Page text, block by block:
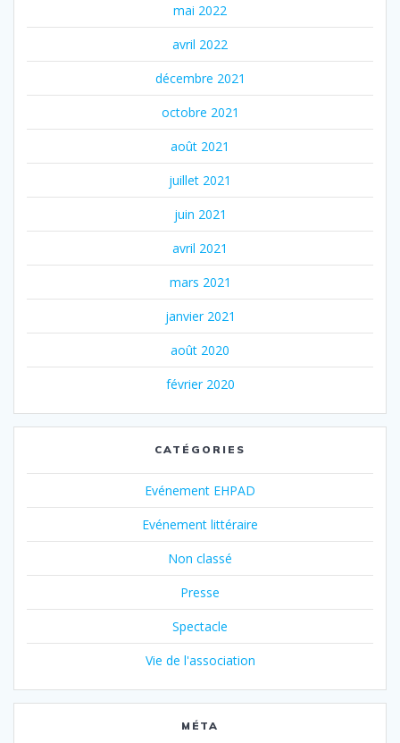
mai 2022
avril 2022
décembre 2021
octobre 2021
août 2021
juillet 2021
juin 2021
avril 2021
mars 2021
janvier 2021
août 2020
février 2020
CATÉGORIES
Evénement EHPAD
Evénement littéraire
Non classé
Presse
Spectacle
Vie de l'association
MÉTA